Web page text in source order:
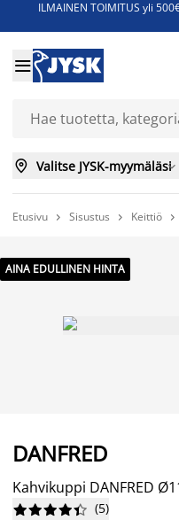
ILMAINEN TOIMITUS yli

 Valitse JYSK-myymäläsi
Etusivu  Sisustus  Keittiö 
AINA EDULLINEN HINTA
DANFRED
Kahvikuppi DANFRED





 (5)